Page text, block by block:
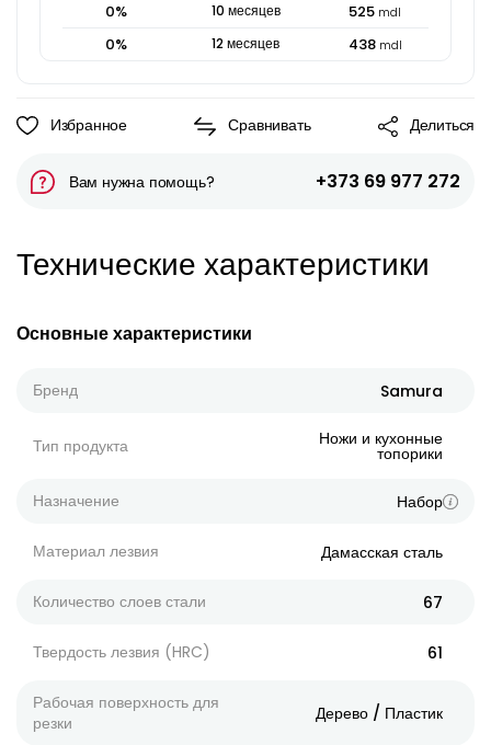
0% 10 месяцев 525 mdl
0% 12месяцев 438 mdl
Избранное Сравнивать Делиться
Вам нужна помощь? +373 69 977 272
Технические характеристики
Основные характеристики
Бренд Samura
Тип продукта Ножи и кухонные
топорики
Назначение Набор
Материал лезвия Дамасская сталь
Количество слоев стали 67
Твердость лезвия (HRC) 61
Рабочая поверхность для
резки
Дерево / Пластик